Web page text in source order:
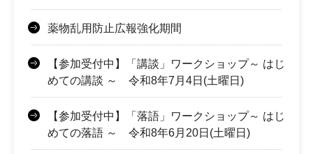
薬物乱用防止広報強化期間
【参加受付中】「講談」ワークショップ～ はじ
めての講談 ～ 令和8年7月4日(土曜日)
【参加受付中】「落語」ワークショップ～ はじ
めての落語 ～ 令和8年6月20日(土曜日)